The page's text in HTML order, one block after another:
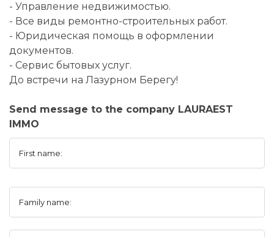
- Управление недвижимостью.
- Все виды ремонтно-строительных работ.
- Юридическая помощь в оформлении
документов.
- Сервис бытовых услуг.
До встречи на Лазурном Берегу!
Send message to the company LAURAEST
IMMO
First name:
Family name: